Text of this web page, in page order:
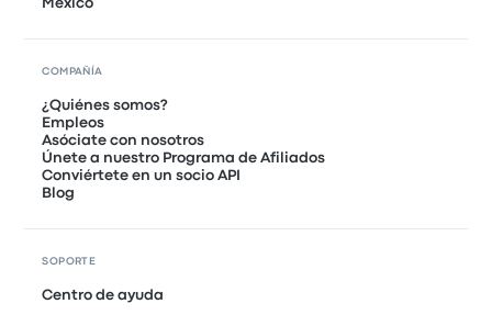
México
COMPAÑÍA
¿Quiénes somos?
Empleos
Asóciate con nosotros
Únete a nuestro Programa de Afiliados
Conviértete en un socio API
Blog
SOPORTE
Centro de ayuda